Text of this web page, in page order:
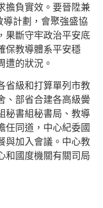
擔負實效。要晉陞兼
導計劃，會聚強盛協
果斷守牢政治平安底
保教導體系平安穩
遭的狀況。
省級和打算單列市教
、部省合建各高級黌
秘書組秘書局、教導
任同道，中心紀委國
與加入會議。中心教
和國度機關有關司局